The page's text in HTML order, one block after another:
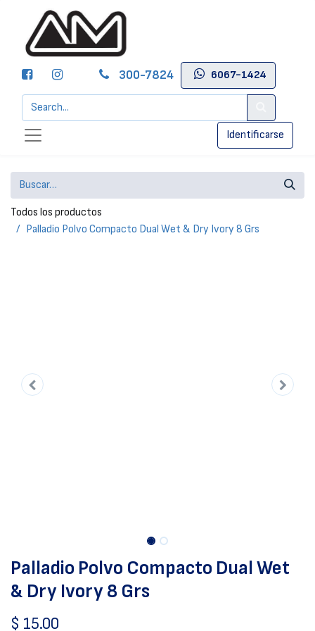
300-7824 6067-1424
Identificarse
Todos los productos
Palladio Polvo Compacto Dual Wet & Dry Ivory 8 Grs
Palladio Polvo Compacto Dual Wet
& Dry Ivory 8 Grs
$ 15.00